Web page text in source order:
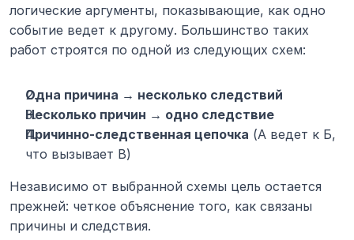
логические аргументы, показывающие, как одно
событие ведет к другому. Большинство таких
работ строятся по одной из следующих схем:
Одна причина → несколько следствий
Несколько причин → одно следствие
Причинно-следственная цепочка (А ведет к Б,
что вызывает В)
Независимо от выбранной схемы цель остается
прежней: четкое объяснение того, как связаны
причины и следствия.